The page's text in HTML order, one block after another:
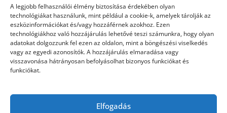
A legjobb felhasználói élmény biztosítása érdekében olyan
technológiákat használunk, mint például a cookie-k, amelyek tárolják az
eszközinformációkat és/vagy hozzáférnek azokhoz. Ezen
technológiákhoz való hozzájárulás lehetővé teszi számunkra, hogy olyan
adatokat dolgozzunk fel ezen az oldalon, mint a böngészési viselkedés
vagy az egyedi azonosítók. A hozzájárulás elmaradása vagy
visszavonása hátrányosan befolyásolhat bizonyos funkciókat és
funkciókat.
Elfogadás
Krasznai Tünde Like LiL C. Malek Miklós mentor Muri Enikő
Nagy Feró Oláh Gergő Péterffy Lili Rocktenors RTL Klub
Cowell Szabó Dávid Szabó Ádám Szikora Róbert Takács Nikolas
Tarány Tamás Tóth Gabi Vastag Csaba Vastag Tamás
Kati X-factor X-FaktorX-Faktor videók
X-Faktor válogatásx faktor döntő Zámbó